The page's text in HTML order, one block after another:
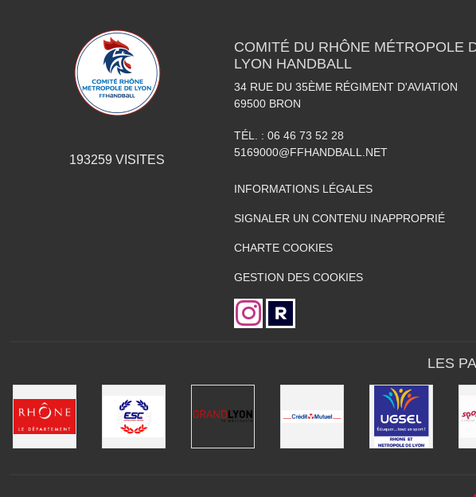
193259 VISITES
COMITÉ DU RHÔNE MÉTROPOLE
LYON HANDBALL
34 RUE DU 35ÈME RÉGIMENT D'AVIATION
69500 BRON
TÉL. : 06 46 73 52 28
5169000@FFHANDBALL.NET
INFORMATIONS LÉGALES
SIGNALER UN CONTENU INAPPROPRIÉ
CHARTE COOKIES
GESTION DES COOKIES
LES